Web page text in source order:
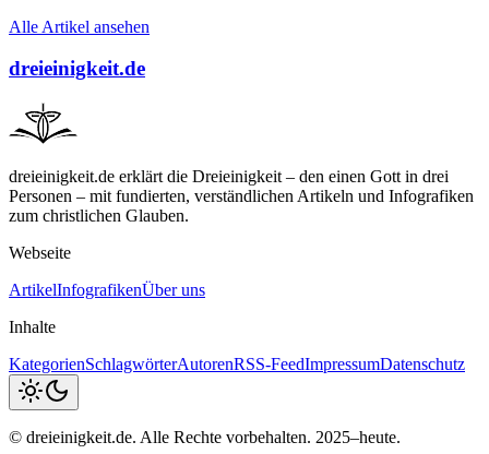
Alle Artikel ansehen
dreieinigkeit.de
dreieinigkeit.de erklärt die Dreieinigkeit – den einen Gott in drei
Personen – mit fundierten, verständlichen Artikeln und Infografiken
zum christlichen Glauben.
Webseite
ArtikelInfografikenÜber uns
Inhalte
KategorienSchlagwörterAutorenRSS-FeedImpressumDatenschutz
© dreieinigkeit.de. Alle Rechte vorbehalten. 2025–heute.